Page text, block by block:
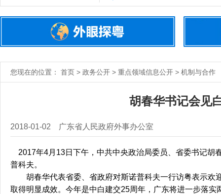
您现在的位置： 首页 > 政务公开 > 重点领域信息公开 > 机制与合作
胡春华书记会见
2018-01-02 广东省人民政府外事办公室
2017年4月13日下午，中共中央政治局委员、省委书记胡
普科夫。
胡春华代表省委、省政府对斯诺普科夫一行访粤表示欢
取得明显成效。今年是中白建交25周年，广东将进一步落